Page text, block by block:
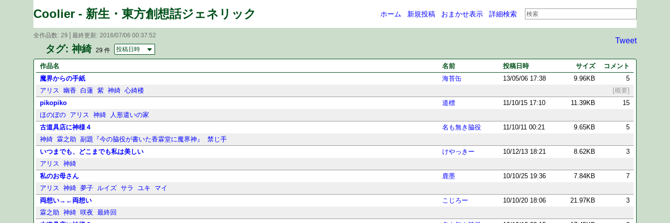
Coolier - 新生・東方創想話ジェネリック ホーム 新規投稿 おまかせ表示 詳細検索
タグ: 神綺 29 件 投稿日時
全作品数 29 最終更新 2016/07/06 00:37:52
Tweet
作品名 名前 投稿日時 サイズ
コメント
魔界からの手紙
海苔缶 13/05/06 17:38 9.96KB
5
[概要]
アリス 幽香 白蓮 紫 神綺 心綺楼
pikopiko
道標 11/10/15 17:10 11.39KB
15
ほのぼの アリス 神綺
人形遣いの家
古道具店に神様４
名も無き脇役 11/10/11 00:21 9.65KB
5
神綺 霖之助 副題『今の脇役が書いた香霖堂に魔界神』
禁じ手
いつまでも、どこまでも私は美しい
けやっきー 10/12/13 18:21 8.62KB
3
アリス
神綺
私のお母さん
鹿墨 10/10/25 19:36 7.84KB
7
アリス
神綺 夢子 ルイズ サラ ユキ
マイ
両想い→←両想い
こじろー 10/10/20 18:06 21.97KB
3
霖之助
神綺 咲夜
最終回